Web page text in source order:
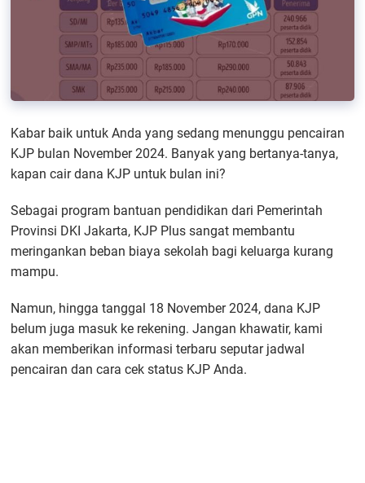
Kabar baik untuk Anda yang sedang menunggu pencairan
KJP bulan November 2024. Banyak yang bertanya-tanya,
kapan cair dana KJP untuk bulan ini?
Sebagai program bantuan pendidikan dari Pemerintah
Provinsi DKI Jakarta, KJP Plus sangat membantu
meringankan beban biaya sekolah bagi keluarga kurang
mampu.
Namun, hingga tanggal 18 November 2024, dana KJP
belum juga masuk ke rekening. Jangan khawatir, kami
akan memberikan informasi terbaru seputar jadwal
pencairan dan cara cek status KJP Anda.